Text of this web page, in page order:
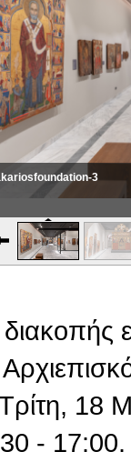
3
Τρίτη,
- 17:00.